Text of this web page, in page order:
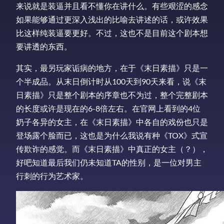
来说就是装逼并且看不懂你在讲什么。有些艰涩的感念
如果能够通过更深入浅出的比喻去讲述的话，或许效果
比这样纯装逼要更好。不过，这也不是目前这个剧本想
要讲透的东西。
其实，最另玩家诟病的地方，在于《末日素描》只是一
个半成品。从末日倒计时从100天到90天来看，说《末
日素描》只是整个剧本的序章也不为过，整个完整剧本
的长度或许是现在的6-8倍左右。在官网上看到的4位
奶子各异的女主，在《末日素描》中各自的戏份也只是
登场露个脸而已，这也是为什么我说有种《TOX》式宣
传欺诈的感觉。而《末日素描》中真正的女主（？），
好吧知道最后我们仍未知道TA的性别，是一位对男主
行刺的行为艺术家。